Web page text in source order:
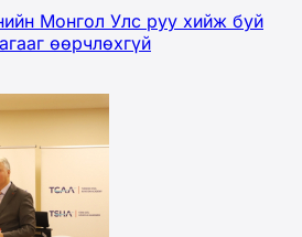
Монгол Улс руу хийж буй
өөрчлөхгүй